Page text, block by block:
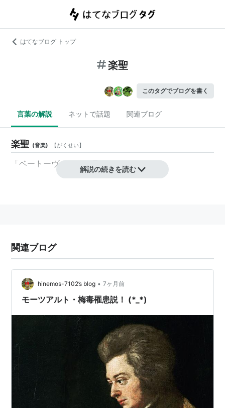
はてなブログ トップ
楽聖
このタグでブログを書く
言葉の解説 ネットで話題 関連ブログ
楽聖 (音楽) 【がくせい】
「ベートーヴェン」を見よ。
解説の続きを読む
関連ブログ
hinemos-7102’s blog • 7ヶ月前
モーツアルト・梅毒罹患説！ (*_*)